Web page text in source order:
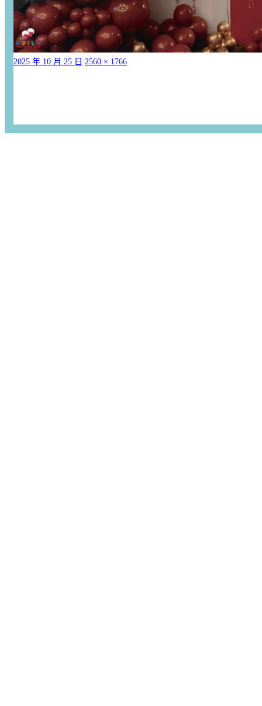
2025 年 10 月 25 日 2560 × 1766